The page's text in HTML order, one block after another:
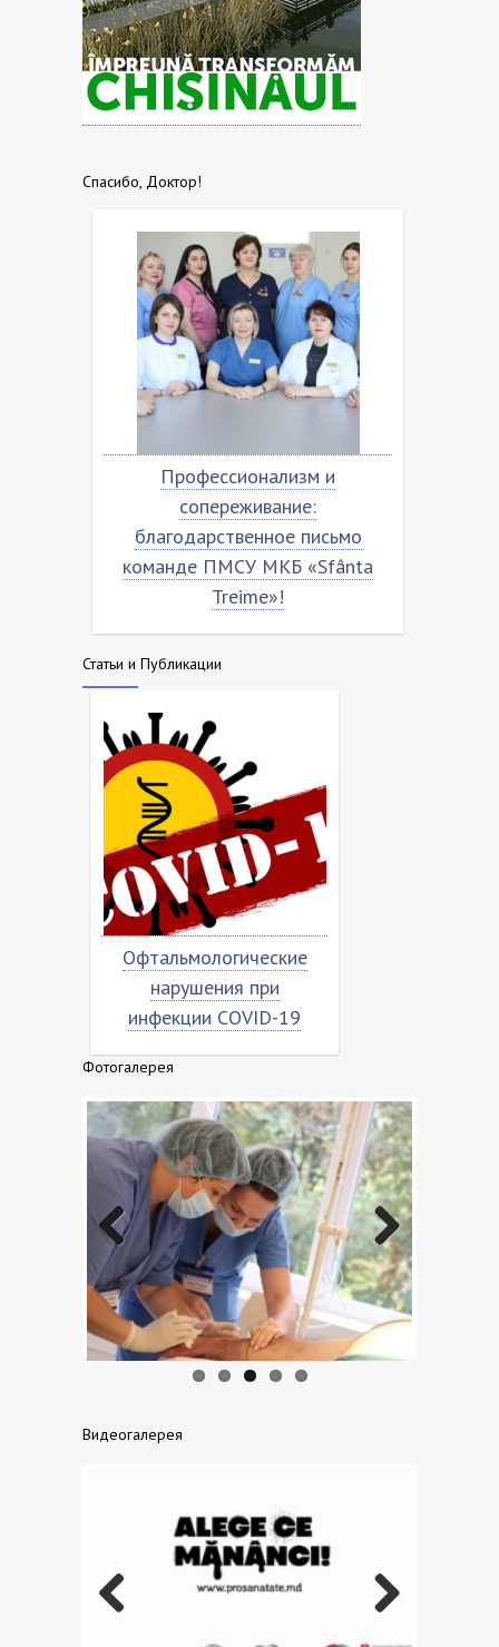
Спасибо, Доктор!
Профессионализм и
сопереживание:
благодарственное письмо
команде ПМСУ МКБ «Sfânta
Treime»!
Статьи и Публикации
Офтальмологические
нарушения при
инфекции COVID-19
Фотогалерея
Previo
us
Next
Видеогалерея